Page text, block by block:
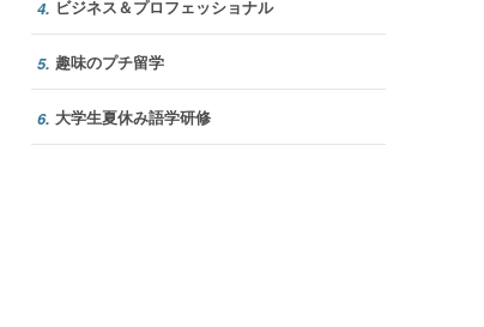
4. ビジネス＆プロフェッショナル
5. 趣味のプチ留学
6. 大学生夏休み語学研修